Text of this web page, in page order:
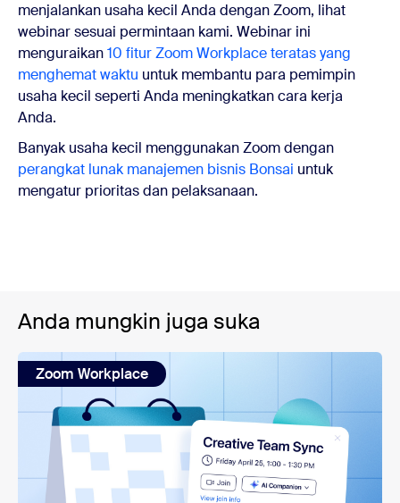
menjalankan usaha kecil Anda dengan Zoom, lihat
webinar sesuai permintaan kami. Webinar ini
menguraikan10 fitur Zoom Workplace teratas yang
menghemat waktu untuk membantu para pemimpin
usaha kecil seperti Anda meningkatkan cara kerja
Anda.
Banyak usaha kecil menggunakan Zoom dengan
perangkat lunak manajemen bisnis Bonsai untuk
mengatur prioritas dan pelaksanaan.
Anda mungkin juga suka
Zoom Workplace